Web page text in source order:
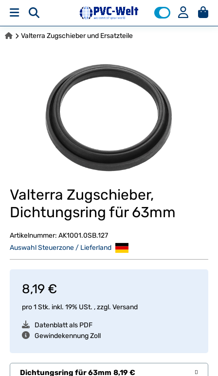
Valterra Zugschieber und Ersatzteile
Valterra Zugschieber,
Dichtungsring für 63mm
Artikelnummer: AK1001.0SB.127
Auswahl Steuerzone / Lieferland
8,19 €
pro 1 Stk. inkl. 19% USt. , zzgl. Versand
Datenblatt als PDF
Gewindekennung Zoll
Dichtungsring für 63mm 8,19 €